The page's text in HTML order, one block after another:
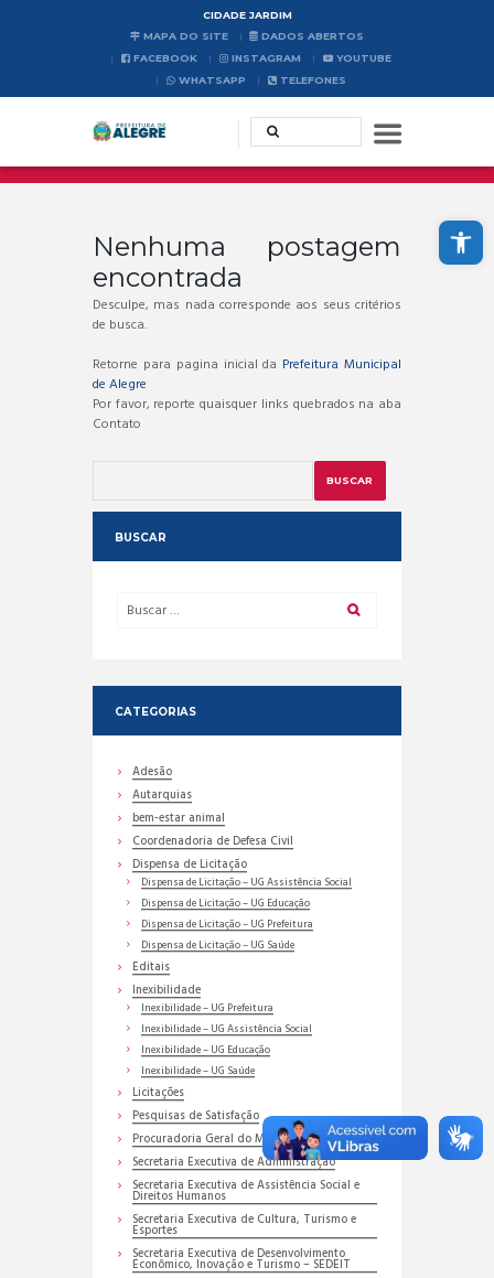
Abrir a barra de ferramentas
CIDADE JARDIM
MAPA DO SITE
DADOS ABERTOS
FACEBOOK
INSTAGRAM
YOUTUBE
WHATSAPP
TELEFONES
Nenhuma postagem
encontrada
Desculpe, mas nada corresponde aos seus critérios
de busca.
Retorne para pagina inicial da Prefeitura Municipal
de Alegre
Por favor, reporte quaisquer links quebrados na aba
Contato
BUSCAR
CATEGORIAS
Adesão
Autarquias
bem-estar animal
Coordenadoria de Defesa Civil
Dispensa de Licitação
Dispensa de Licitação – UG Assistência Social
Dispensa de Licitação – UG Educação
Dispensa de Licitação – UG Prefeitura
Dispensa de Licitação – UG Saúde
Editais
Inexibilidade
Inexibilidade – UG Prefeitura
Inexibilidade – UG Assistência Social
Inexibilidade – UG Educação
Inexibilidade – UG Saúde
Licitações
Pesquisas de Satisfação
Procuradoria Geral do Município
Secretaria Executiva de Administração
Secretaria Executiva de Assistência Social e
Direitos Humanos
Secretaria Executiva de Cultura, Turismo e
Esportes
Secretaria Executiva de Desenvolvimento
Econômico, Inovação e Turismo – SEDEIT